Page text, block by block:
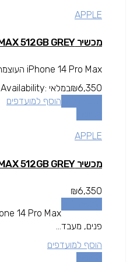
APPLE
מכשיר iPhone 14 PRO MAX 512GB GREY
iPhone 14 Pro Max העוצמתי מבית Apple, בעל מסך 6.7 אינטש Super Retina XDR OLED, עם חיישן זיהוי פנים, מעבד...
₪6,350
Availability: במלאי
הוסף למועדפים
APPLE
מכשיר iPhone 14 PRO MAX 512GB GREY
₪6,350
פנים, מעבד...
הוסף למועדפים